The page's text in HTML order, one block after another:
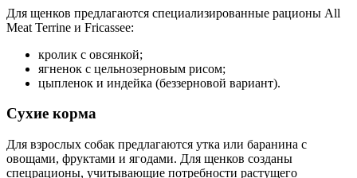
Для щенков предлагаются специализированные рационы All
Meat Terrine и Fricassee:
кролик с овсянкой;
ягненок с цельнозерновым рисом;
цыпленок и индейка (беззерновой вариант).
Сухие корма
Для взрослых собак предлагаются утка или баранина с
овощами, фруктами и ягодами. Для щенков созданы
спецрационы, учитывающие потребности растущего